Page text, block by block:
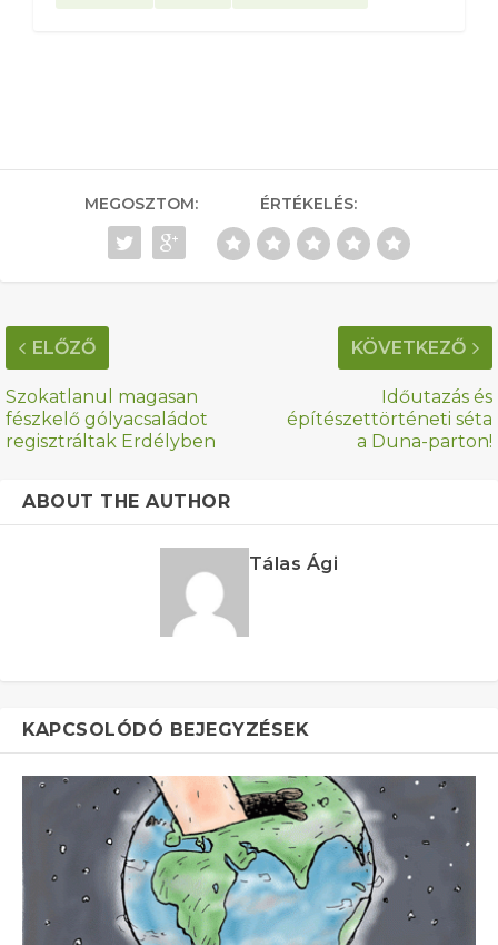
MEGOSZTOM: ÉRTÉKELÉS:
ELŐZŐ
Szokatlanul magasan
fészkelő gólyacsaládot
regisztráltak Erdélyben
KÖVETKEZŐ
Időutazás és
építészettörténeti séta
a Duna-parton!
ABOUT THE AUTHOR
Tálas Ági
KAPCSOLÓDÓ BEJEGYZÉSEK